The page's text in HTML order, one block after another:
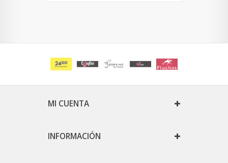
MI CUENTA
INFORMACIÓN